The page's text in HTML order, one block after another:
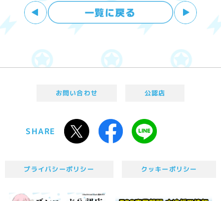
お問い合わせ 公認店
SHARE
プライバシーポリシー クッキーポリシー